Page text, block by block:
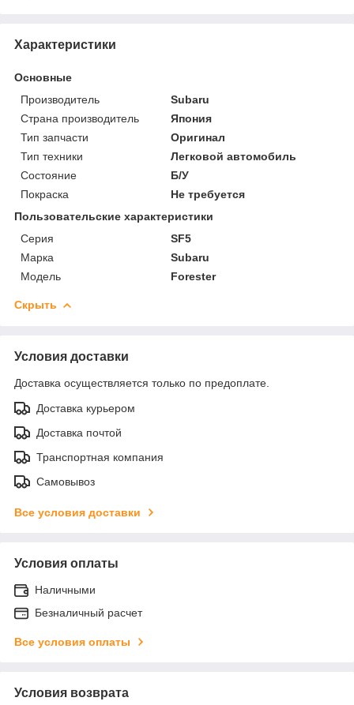
Характеристики
Основные
Производитель
Subaru
Страна производитель
Япония
Тип запчасти
Оригинал
Тип техники
Легковой автомобиль
Состояние
Б/У
Покраска
Не требуется
Пользовательские характеристики
Серия
SF5
Марка
Subaru
Модель
Forester
Скрыть
Условия доставки
Доставка осуществляется только по предоплате.
Доставка курьером
Доставка почтой
Транспортная компания
Самовывоз
Все условия доставки
Условия оплаты
Наличными
Безналичный расчет
Все условия оплаты
Условия возврата